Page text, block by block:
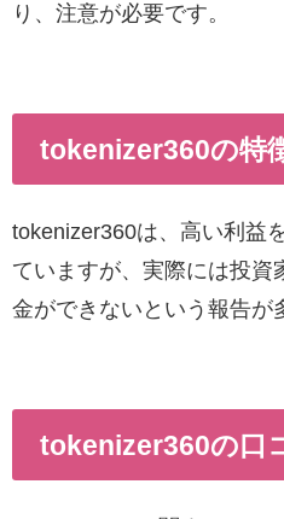
り、注意が必要です。
tokenizer360の特
tokenizer360は、高い利益
ていますが、実際には投資
金ができないという報告が
tokenizer360の口